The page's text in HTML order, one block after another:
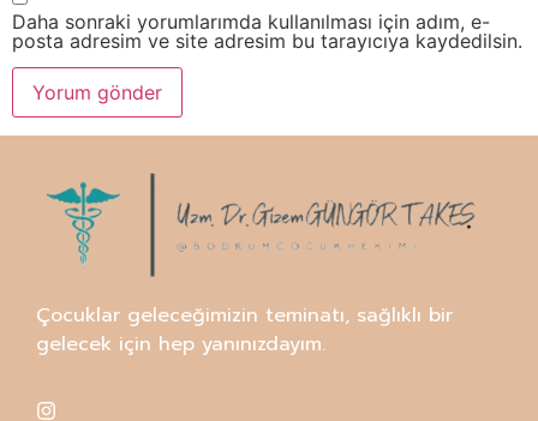
Daha sonraki yorumlarımda kullanılması için adım, e-
posta adresim ve site adresim bu tarayıcıya kaydedilsin.
Çocuklar geleceğimizin teminatı, sağlıklı bir
gelecek için hep yanınızdayım.